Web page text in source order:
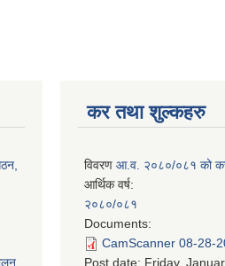
कर तथा शुल्कहरु
विवरण आ.व. २०८०/०८१ को
आर्थिक वर्ष:
२०८०/०८१
Documents:
CamScanner 08-28-
Post date: Friday,